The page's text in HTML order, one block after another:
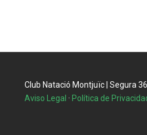
Club Natació Montjuïc | Segura
Aviso Legal ·Política de